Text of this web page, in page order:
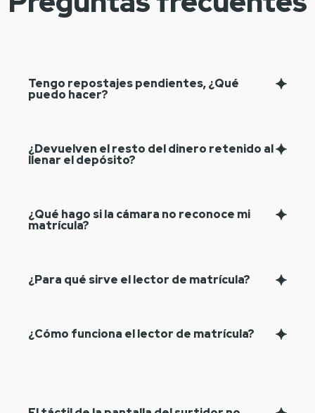
Tengo repostajes pendientes, ¿Qué
puedo hacer?
¿Devuelven el resto del dinero retenido al
llenar el depósito?
¿Qué hago si la cámara no reconoce mi
matrícula?
¿Para qué sirve el lector de matrícula?
¿Cómo funciona el lector de matrícula?